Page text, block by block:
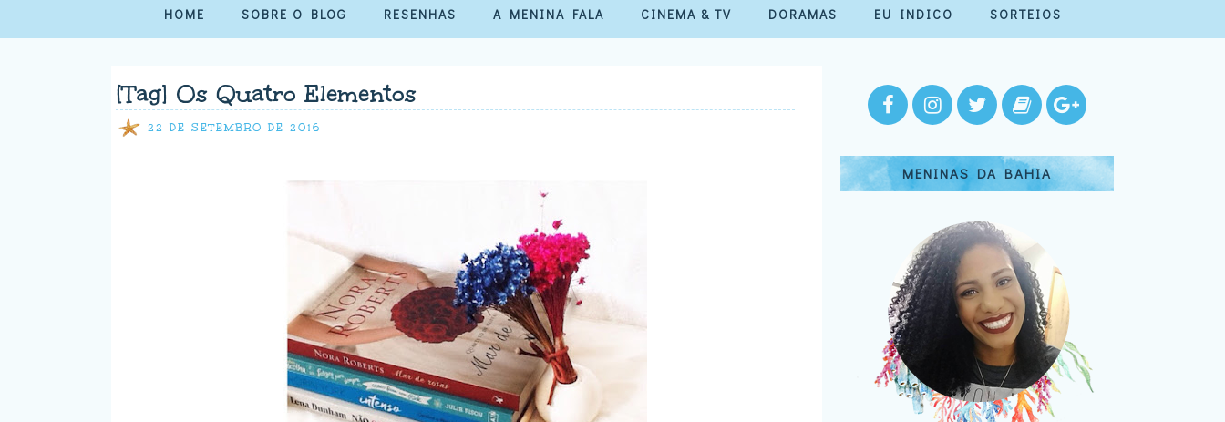
HOME SOBRE O BLOG RESENHAS A MENINA FALA CINEMA & TV DORAMAS EU INDICO SORTEIOS
[Tag] Os Quatro Elementos
22 DE SETEMBRO DE 2016
MENINAS DA BAHIA